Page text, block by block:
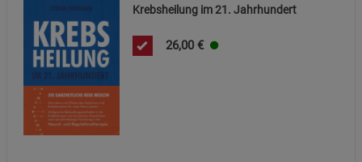
Krebsheilung im 21. Jahrhundert
26,00 €